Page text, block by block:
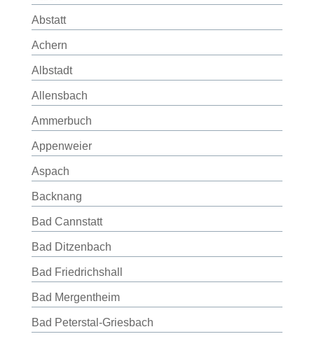
Abstatt
Achern
Albstadt
Allensbach
Ammerbuch
Appenweier
Aspach
Backnang
Bad Cannstatt
Bad Ditzenbach
Bad Friedrichshall
Bad Mergentheim
Bad Peterstal-Griesbach